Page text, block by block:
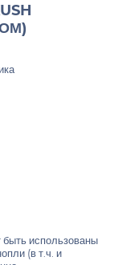
быть использованы
(в т.ч. и